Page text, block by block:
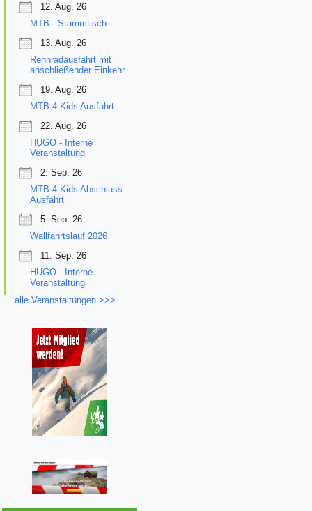
12. Aug. 26
MTB - Stammtisch
13. Aug. 26
Rennradausfahrt mit
anschließender Einkehr
19. Aug. 26
MTB 4 Kids Ausfahrt
22. Aug. 26
HUGO - Interne
Veranstaltung
2. Sep. 26
MTB 4 Kids Abschluss-
Ausfahrt
5. Sep. 26
Wallfahrtslauf 2026
11. Sep. 26
HUGO - Interne
Veranstaltung
alle Veranstaltungen >>>